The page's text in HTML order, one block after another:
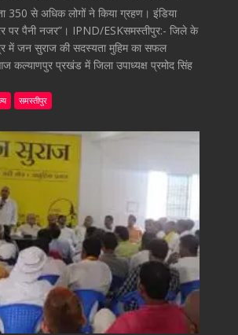
350 से अधिक लोगों ने किया ग्रहण। इंडिया
पर पैनी नजर”। IPND/ESKसमस्तीपुर:- जिले के
में जन सुराज की सदस्यता मुहिम का सफल
प्रखंड में जिला उपाध्यक्ष प्रमोद सिंह
समस्तीपुर